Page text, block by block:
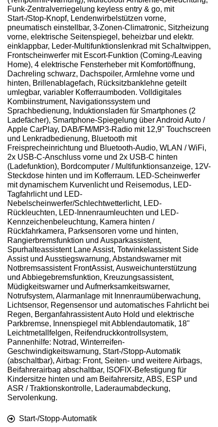
Funk-Zentralverriegelung keyless entry & go, mit
Start-/Stop-Knopf, Lendenwirbelstützen vorne,
pneumatisch einstellbar, 3-Zonen-Climatronic, Sitzheizung
vorne, elektrische Seitenspiegel, beheizbar und elektr.
einklappbar, Leder-Multifunktionslenkrad mit Schaltwippen,
Frontscheinwerfer mit Escort-Funktion (Coming-/Leaving
Home), 4 elektrische Fensterheber mit Komfortöffnung,
Dachreling schwarz, Dachspoiler, Armlehne vorne und
hinten, Brillenablagefach, Rücksitzbanklehne geteilt
umlegbar, variabler Kofferraumboden. Volldigitales
Kombiinstrument, Navigationssystem und
Sprachbedienung, Induktionsladen für Smartphones (2
Ladefächer), Smartphone-Spiegelung über Android Auto /
Apple CarPlay, DAB/FM/MP3-Radio mit 12,9" Touchscreen
und Lenkradbedienung, Bluetooth mit
Freisprecheinrichtung und Bluetooth-Audio, WLAN / WiFi,
2x USB-C-Anschluss vorne und 2x USB-C hinten
(Ladefunktion), Bordcomputer / Multifunktionsanzeige, 12V-
Steckdose hinten und im Kofferraum. LED-Scheinwerfer
mit dynamischem Kurvenlicht und Reisemodus, LED-
Tagfahrlicht und LED-
Nebelscheinwerfer/Schlechtwetterlicht, LED-
Rückleuchten, LED-Innenraumleuchten und LED-
Kennzeichenbeleuchtung, Kamera hinten /
Rückfahrkamera, Parksensoren vorne und hinten,
Rangierbremsfunktion und Ausparkassistent,
Spurhalteassistent Lane Assist, Totwinkelassistent Side
Assist und Ausstiegswarnung, Abstandswarner mit
Notbremsassistent FrontAssist, Ausweichunterstützung
und Abbiegebremsfunktion, Kreuzungsassistent,
Müdigkeitswarner und Aufmerksamkeitswarner,
Notrufsystem, Alarmanlage mit Innenraumüberwachung,
Lichtsensor, Regensensor und automatisches Fahrlicht bei
Regen, Berganfahrassistent Auto Hold und elektrische
Parkbremse, Innenspiegel mit Abblendautomatik, 18"
Leichtmetallfelgen, Reifendruckkontrollsystem,
Pannenhilfe: Notrad, Winterreifen-
Geschwindigkeitswarnung, Start-/Stopp-Automatik
(abschaltbar), Airbag: Front, Seiten- und weitere Airbags,
Beifahrerairbag abschaltbar, ISOFIX-Befestigung für
Kindersitze hinten und am Beifahrersitz, ABS, ESP und
ASR / Traktionskontrolle, Laderaumabdeckung,
Servolenkung.
Start-/Stopp-Automatik